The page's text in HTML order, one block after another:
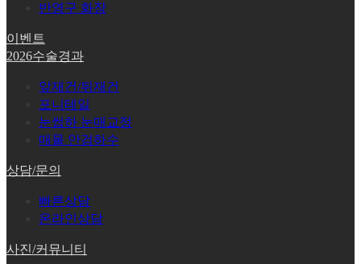
반영구 화장
이벤트
2026수술경과
앞재건/뒤재건
포니테일
눈썹하 눈매교정
매몰 안검하수
상담/문의
빠른상담
온라인상담
사진/커뮤니티